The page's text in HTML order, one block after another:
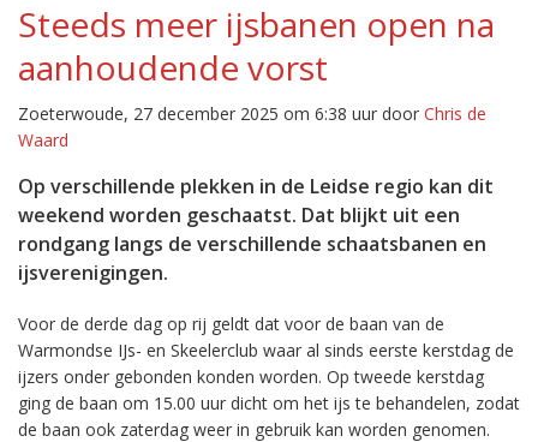
Steeds meer ijsbanen open na
aanhoudende vorst
Zoeterwoude, 27 december 2025 om 6:38 uur door Chris de
Waard
Op verschillende plekken in de Leidse regio kan dit
weekend worden geschaatst. Dat blijkt uit een
rondgang langs de verschillende schaatsbanen en
ijsverenigingen.
Voor de derde dag op rij geldt dat voor de baan van de
Warmondse IJs- en Skeelerclub waar al sinds eerste kerstdag de
ijzers onder gebonden konden worden. Op tweede kerstdag
ging de baan om 15.00 uur dicht om het ijs te behandelen, zodat
de baan ook zaterdag weer in gebruik kan worden genomen.